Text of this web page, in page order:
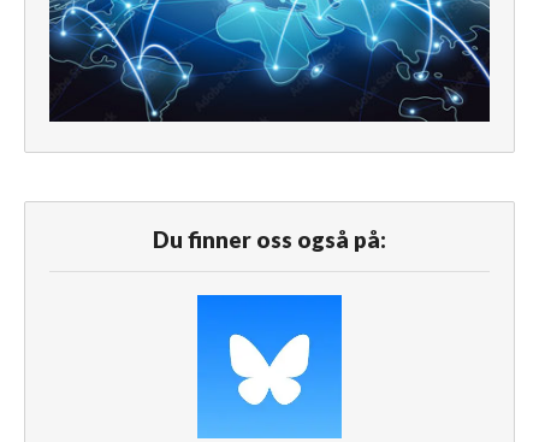
Du finner oss også på: